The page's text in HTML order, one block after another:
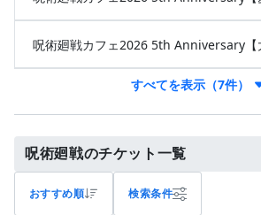
呪術廻戦カフェ2026 5th Anniversary【
すべてを表示（7件）
呪術廻戦のチケット一覧
おすすめ順 検索条件